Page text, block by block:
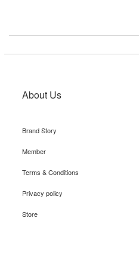
About Us
Brand Story
Member
Terms & Conditions
Privacy policy
Store